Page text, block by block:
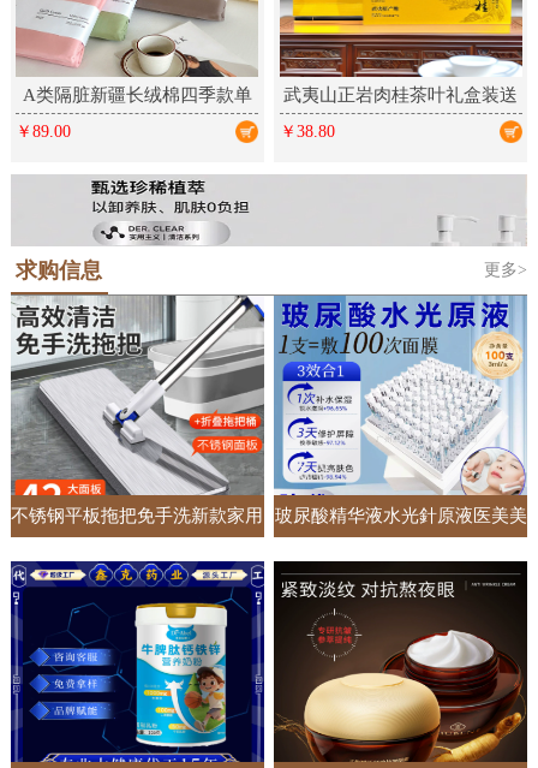
A类隔脏新疆长绒棉四季款单
件床单床笠床上铺盖单品全棉
￥89.00
武夷山正岩肉桂茶叶礼盒装送
礼乌龙茶新茶大红袍岩茶高档
￥38.80
求购信息 更多>
不锈钢平板拖把免手洗新款家用
一拖净懒人加大加宽吸水拖地神
器
玻尿酸精华液水光針原液医美美
容院专供面部护肤套盒居家收缩
毛孔